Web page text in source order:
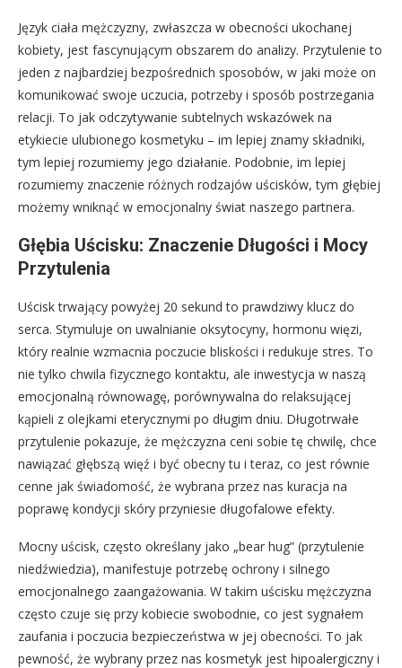
Język ciała mężczyzny, zwłaszcza w obecności ukochanej
kobiety, jest fascynującym obszarem do analizy. Przytulenie to
jeden z najbardziej bezpośrednich sposobów, w jaki może on
komunikować swoje uczucia, potrzeby i sposób postrzegania
relacji. To jak odczytywanie subtelnych wskazówek na
etykiecie ulubionego kosmetyku – im lepiej znamy składniki,
tym lepiej rozumiemy jego działanie. Podobnie, im lepiej
rozumiemy znaczenie różnych rodzajów uścisków, tym głębiej
możemy wniknąć w emocjonalny świat naszego partnera.
Głębia Uścisku: Znaczenie Długości i Mocy
Przytulenia
Uścisk trwający powyżej 20 sekund to prawdziwy klucz do
serca. Stymuluje on uwalnianie oksytocyny, hormonu więzi,
który realnie wzmacnia poczucie bliskości i redukuje stres. To
nie tylko chwila fizycznego kontaktu, ale inwestycja w naszą
emocjonalną równowagę, porównywalna do relaksującej
kąpieli z olejkami eterycznymi po długim dniu. Długotrwałe
przytulenie pokazuje, że mężczyzna ceni sobie tę chwilę, chce
nawiązać głębszą więź i być obecny tu i teraz, co jest równie
cenne jak świadomość, że wybrana przez nas kuracja na
poprawę kondycji skóry przyniesie długofalowe efekty.
Mocny uścisk, często określany jako „bear hug” (przytulenie
niedźwiedzia), manifestuje potrzebę ochrony i silnego
emocjonalnego zaangażowania. W takim uścisku mężczyzna
często czuje się przy kobiecie swobodnie, co jest sygnałem
zaufania i poczucia bezpieczeństwa w jej obecności. To jak
pewność, że wybrany przez nas kosmetyk jest hipoalergiczny i